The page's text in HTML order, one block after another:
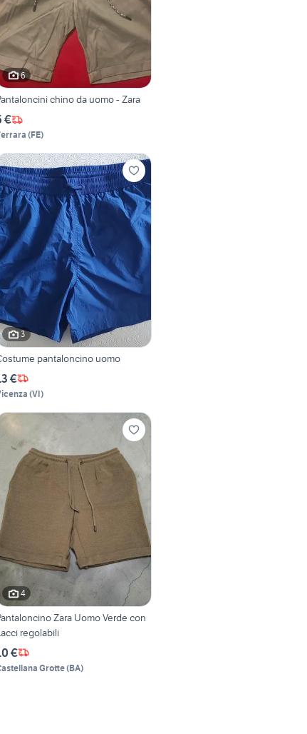
6
chino da uomo - Zara
€
(FE)
3
pantaloncino uomo
€
(VI)
4
Zara Uomo Verde con
regolabili
€
Grotte(BA)